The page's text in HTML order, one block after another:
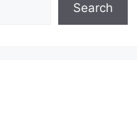
Search